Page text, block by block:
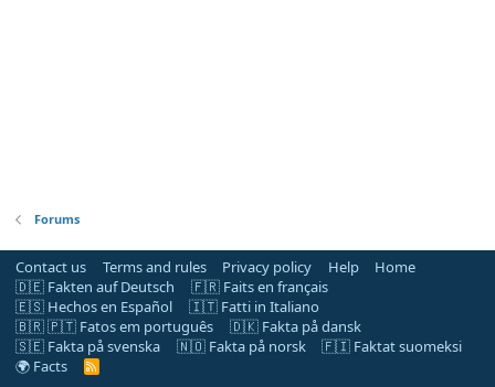
Forums
Contact us Terms and rules Privacy policy Help
Home
🇩🇪 Fakten auf Deutsch
🇫🇷 Faits en français
🇪🇸 Hechos en Español
🇮🇹 Fatti in Italiano
🇧🇷 🇵🇹 Fatos em português
🇩🇰 Fakta på dansk
🇸🇪 Fakta på svenska
🇳🇴 Fakta på norsk
🇫🇮 Faktat suomeksi
🌍 Facts
R